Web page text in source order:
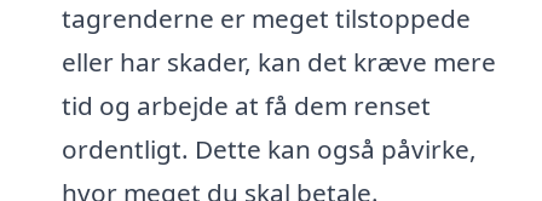
tagrenderne er meget tilstoppede
eller har skader, kan det kræve mere
tid og arbejde at få dem renset
ordentligt. Dette kan også påvirke,
hvor meget du skal betale.